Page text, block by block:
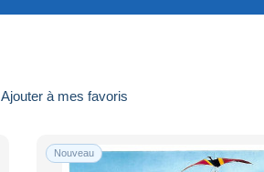
Ajouter à mes favoris
Nouveau